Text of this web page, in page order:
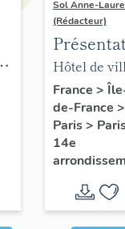
Sol Anne-Laure
(Rédacteur)
du
de la
annexe
Hôtel de
annexe
France >
de-France >
Paris>
14e